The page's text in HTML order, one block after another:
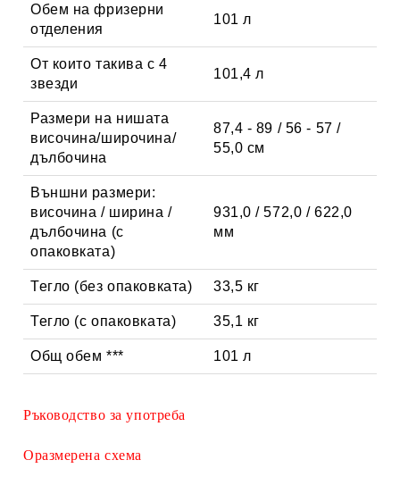
Обем на фризерни
отделения
101 л
От които такива с 4
звезди
101,4 л
Размери на нишата
височина/широчина/
дълбочина
87,4 - 89 / 56 - 57 /
55,0 см
Външни размери:
височина / ширина /
дълбочина (с
опаковката)
931,0 / 572,0 / 622,0
мм
Тегло (без опаковката) 33,5 кг
Тегло (с опаковката) 35,1 кг
Общ обем *** 101 л
Ръководство за употреба
Оразмерена схема